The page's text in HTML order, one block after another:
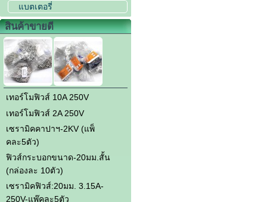
แบตเตอรี่
สินค้าขายดี
เทอร์โมฟิวส์ 10A 250V
เทอร์โมฟิวส์ 2A 250V
เซรามิคคาปาฯ-2KV (แพ็
คละ5ตัว)
ฟิวส์กระบอกขนาด-20มม.สั้น
(กล่องละ 10ตัว)
เซรามิคฟิวส์:20มม. 3.15A-
250V-แพ๊คละ5ตัว